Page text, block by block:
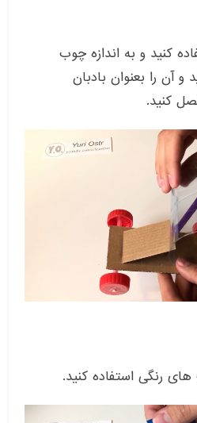
کنید و به اندازه چوب
آن را بعنوان بادبان
کنید.
رنگی استفاده کنید.